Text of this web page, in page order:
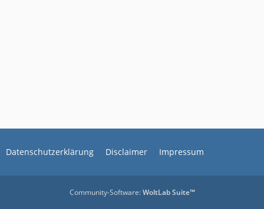
Datenschutzerklärung Disclaimer Impressum
Community-Software:WoltLab Suite™